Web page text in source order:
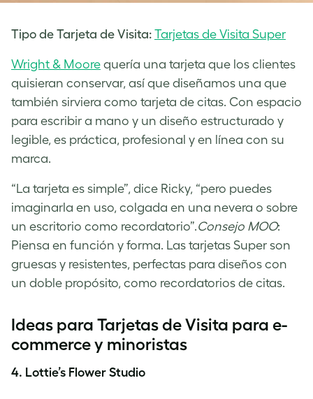
Tipo de Tarjeta de Visita: Tarjetas de Visita Super
Wright & Moore quería una tarjeta que los clientes
quisieran conservar, así que diseñamos una que
también sirviera como tarjeta de citas. Con espacio
para escribir a mano y un diseño estructurado y
legible, es práctica, profesional y en línea con su
marca.
“La tarjeta es simple”, dice Ricky, “pero puedes
imaginarla en uso, colgada en una nevera o sobre
un escritorio como recordatorio”.Consejo MOO:
Piensa en función y forma. Las tarjetas Super son
gruesas y resistentes, perfectas para diseños con
un doble propósito, como recordatorios de citas.
Ideas para Tarjetas de Visita para e-
commerce y minoristas
4. Lottie’s Flower Studio